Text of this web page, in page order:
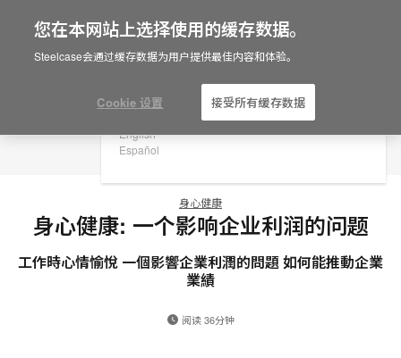
Are you in United States?
English
Español
身心健康
身心健康: 一个影响企业利润的问题
工作時心情愉悅 一個影響企業利潤的問題 如何能推動企業
業績
阅读 36分钟
您在本网站上选择使用的缓存数据。
Steelcase会通过缓存数据为用户提供最佳内容和体验。
Cookie 设置 接受所有缓存数据